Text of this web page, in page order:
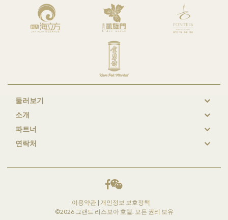
New
Footer
둘러보기
소개
파트너
연락처
이용약관 | 개인정보 보호정책
©2026 그랜드 리스보아 호텔. 모든 권리 보유